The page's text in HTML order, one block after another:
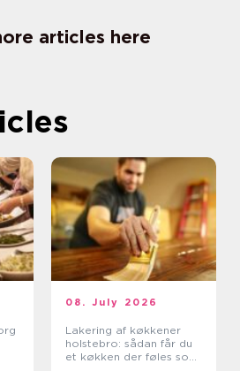
articles here
08. July 2026
Lakering af køkkener
holstebro: sådan får du
et køkken der føles som